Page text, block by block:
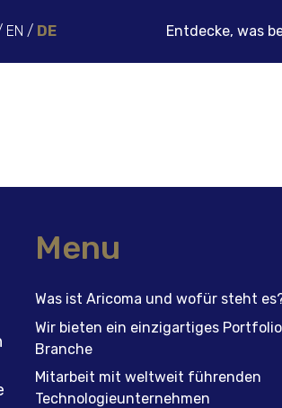
EN / DE Entdecke, was
Menu
Was ist Aricoma und wofür steht
Wir bieten ein einzigartiges
Branche
Mitarbeit mit weltweit führenden
Technologieunternehmen